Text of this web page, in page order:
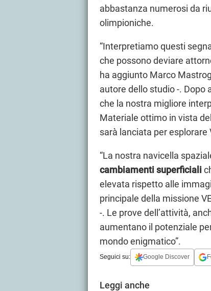
abbastanza numerosi da
olimpioniche.
“Interpretiamo questi
che possono deviare
ha aggiunto Marco
autore dello studio -.
che la nostra migliore
Materiale ottimo in vista
sarà lanciata per esplorare
“La nostra navicella
cambiamenti superficiali
elevata rispetto alle
principale della missione
-. Le prove dell’attività,
aumentano il potenziale
mondo enigmatico”.
Seguici su: Google Discover
Leggi anche